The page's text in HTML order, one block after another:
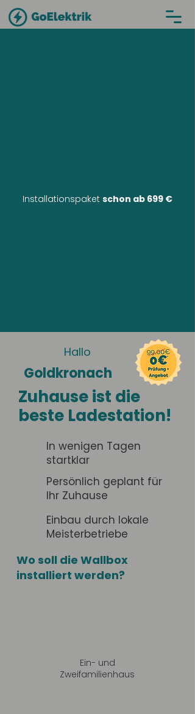
Installationspaket schon ab 699 €
Hallo
Goldkronach
Zuhause ist die
beste Ladestation!
In wenigen Tagen
startklar
Persönlich geplant für
Ihr Zuhause
Einbau durch lokale
Meisterbetriebe
Wo soll die Wallbox
installiert werden?
Ein- und
Zweifamilienhaus